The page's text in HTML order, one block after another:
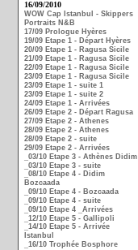
16/09/2010
WOW Cap Istanbul - Skippers
Portraits N&B
17/09 Prologue Hyères
19/09 Etape 1 - Départ Hyères
20/09 Etape 1 - Ragusa Sicile
21/09 Etape 1 - Ragusa Sicile
22/09 Etape 1 - Ragusa Sicile
23/09 Etape 1 - Ragusa Sicile
23/09 Etape 1 - suite 1
23/09 Etape 1 - suite 2
24/09 Etape 1 - Arrivées
26/09 Etape 2 - Départ Ragusa
27/09 Etape 2 - Athenes
28/09 Etape 2 - Athenes
28/09 Etape 2 - suite
29/09 Etape 2 - Arrivées
_03/10 Etape 3 - Athènes Didim
_03/10 Etape 3 - suite
_08/10 Etape 4 - Didim
Bozcaada
_09/10 Etape 4 - Bozcaada
_09/10 Etape 4 - suite
_09/10 Etape 4 _Arrivées
_12/10 Etape 5 - Gallipoli
_14/10 Etape 5 - Arrivée
Istanbul
_16/10 Trophée Bosphore